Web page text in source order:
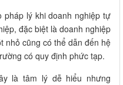
pháp lý khi doanh nghiệp tự
đặc biệt là doanh nghiệp
nhỏ cũng có thể dẫn đến hệ
có quy định phức tạp.
là tâm lý dễ hiểu nhưng